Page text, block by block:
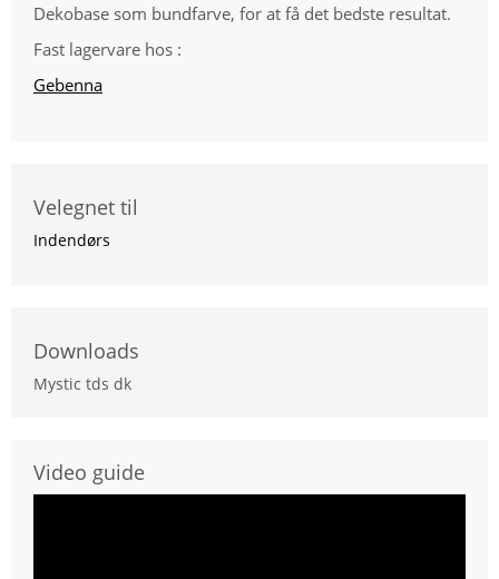
Dekobase som bundfarve, for at få det bedste resultat.
Fast lagervare hos :
Gebenna
Velegnet til
Indendørs
Downloads
Mystic tds dk
Video guide